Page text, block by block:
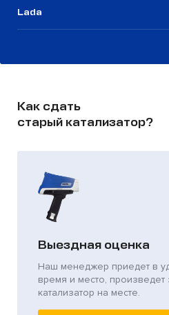
Lada
Как сдать
старый катализатор?
Выездная оценка
Наш менеджер приедет в
время и место,
катализатор на месте.